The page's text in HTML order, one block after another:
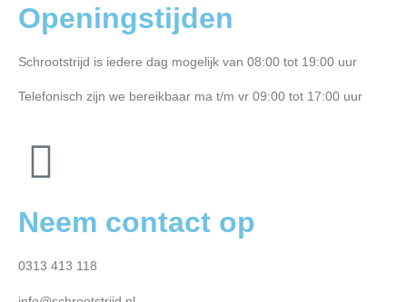
Openingstijden
Schrootstrijd is iedere dag mogelijk van 08:00 tot 19:00 uur
Telefonisch zijn we bereikbaar ma t/m vr 09:00 tot 17:00 uur
Neem contact op
0313 413 118